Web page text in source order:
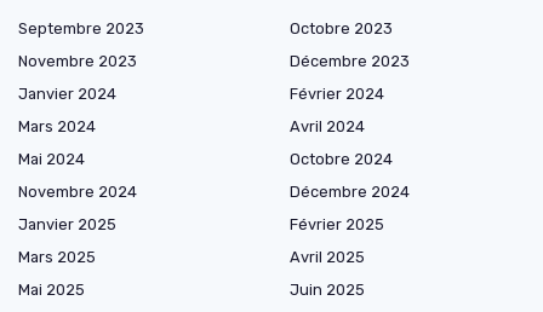
Septembre 2023
Octobre 2023
Novembre 2023
Décembre 2023
Janvier 2024
Février 2024
Mars 2024
Avril 2024
Mai 2024
Octobre 2024
Novembre 2024
Décembre 2024
Janvier 2025
Février 2025
Mars 2025
Avril 2025
Mai 2025
Juin 2025